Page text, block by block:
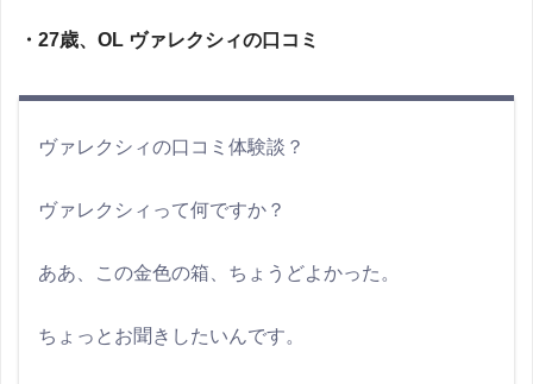
・27歳、OL ヴァレクシィの口コミ
ヴァレクシィの口コミ体験談？
ヴァレクシィって何ですか？
ああ、この金色の箱、ちょうどよかった。
ちょっとお聞きしたいんです。